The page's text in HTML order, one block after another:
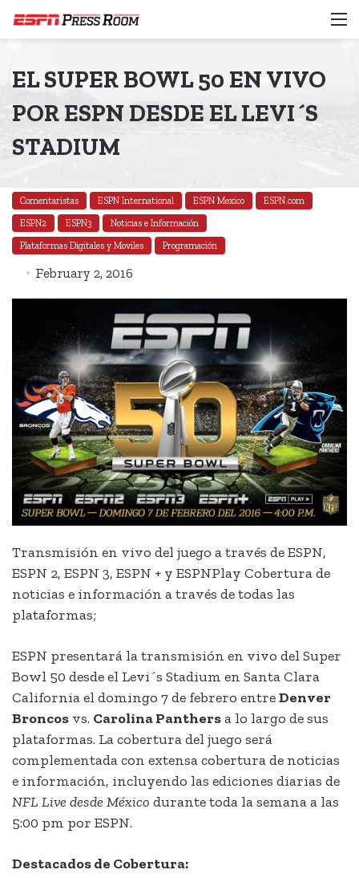
EL SUPER BOWL 50 EN VIVO
POR ESPN DESDE EL LEVI´S
STADIUM
Comentaristas ESPN International ESPN Mexico
ESPN.com
ESPN2
ESPN3
Noticias e Información
Plataformas Digitales y Moviles
Programación
February 2, 2016
Transmisión en vivo del juego a través de ESPN,
ESPN 2, ESPN 3, ESPN + y ESPNPlay Cobertura de
noticias e información a través de todas las
plataformas;
ESPN presentará la transmisión en vivo del Super
Bowl 50 desde el Levi´s Stadium en Santa Clara
California el domingo 7 de febrero entreDenver
Broncos vs. Carolina Panthersa lo largo de sus
plataformas. La cobertura del juego será
complementada con extensa cobertura de noticias
e información, incluyendo las ediciones diarias de
NFL Live desde México durante toda la semana a las
5:00 pm por ESPN.
Destacados de Cobertura: